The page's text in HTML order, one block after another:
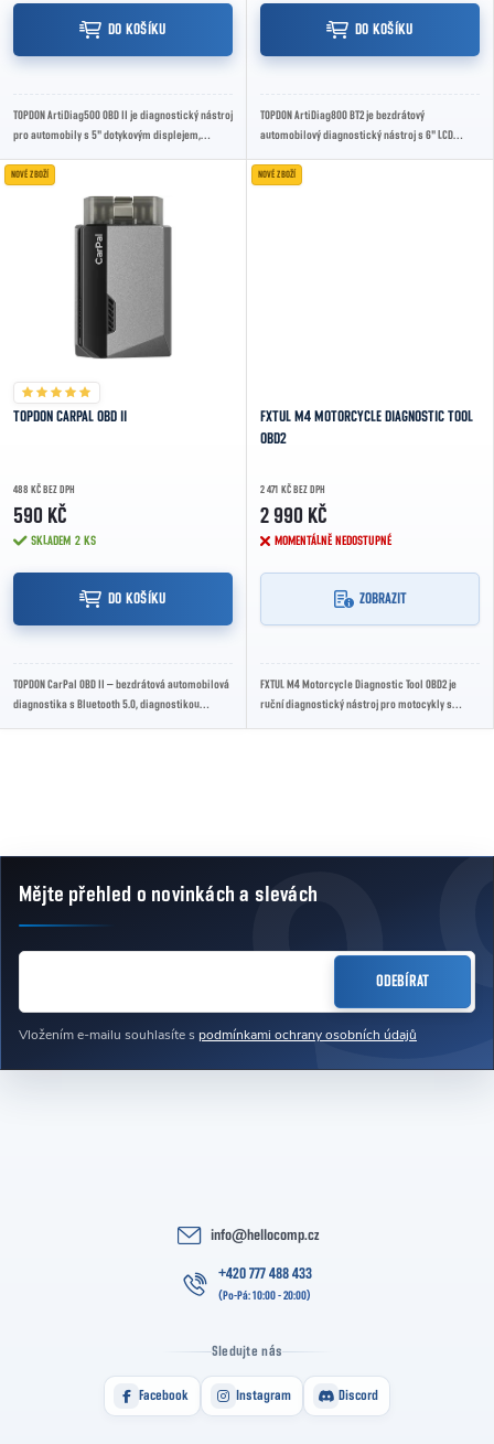
DO KOŠÍKU
TOPDON ArtiDiag500 OBD II je diagnostický nástroj
pro automobily s 5" dotykovým displejem,
DO KOŠÍKU
TOPDON ArtiDiag800 BT2 je bezdrátový
automobilový diagnostický nástroj s 6" LCD
Bluetooth...
NOVÉ ZBOŽÍ
TOPDON CARPAL OBD II
488 KČ BEZ DPH
590 KČ
SKLADEM 2 KS
DO KOŠÍKU
TOPDON CarPal OBD II – bezdrátová automobilová
diagnostika s Bluetooth 5.0, diagnostikou
NOVÉ ZBOŽÍ
FXTUL M4 MOTORCYCLE DIAGNOSTIC TOOL
OBD2
2 471 KČ BEZ DPH
2 990 KČ
MOMENTÁLNĚ NEDOSTUPNÉ
ZOBRAZIT
FXTUL M4 Motorcycle Diagnostic Tool OBD2 je
ruční diagnostický nástroj pro motocykly s
Zápatí
Mějte přehled o novinkácha slevách
Vložením e-mailu souhlasíte s podmínkami ochrany osobních údajů
ODEBÍRAT
info@hellocomp.cz
+420 777 488 433
Sledujte nás
Facebook Instagram Discord